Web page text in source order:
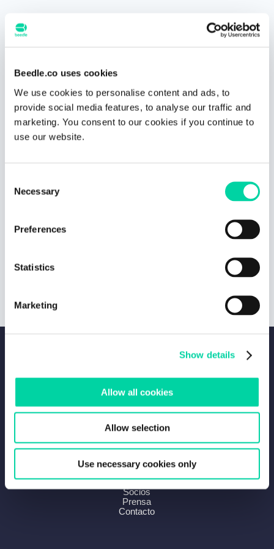
Beedle.co uses cookies
We use cookies to personalise content and ads, to
provide social media features, to analyse our traffic and
marketing. You consent to our cookies if you continue to
use our website.
Selection
Necessary
Preferences
Statistics
Marketing
Show details
Allow all cookies
Allow selection
Use necessary cookies only
Gracias por tu interés en Beedle, la
aplicación de gestión educativa en
e inicia una gran experiencia para tu
comunidad educativa.
Solución
Profesores
App de padres
Compañía
Sobre nosotros
Carreras
Socios
Prensa
Contacto